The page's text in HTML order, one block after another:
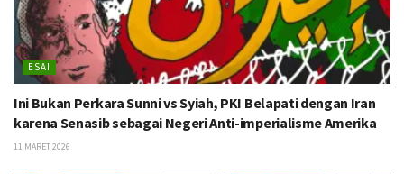
ESAI
Ini Bukan Perkara Sunni vs Syiah, PKI Belapati dengan Iran
karena Senasib sebagai Negeri Anti-imperialisme Amerika
11 MARET 2026